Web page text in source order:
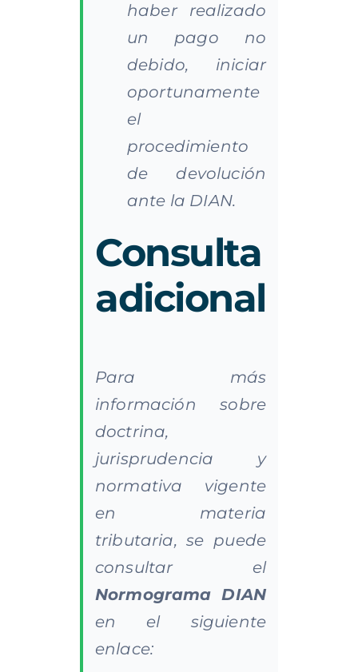
haber realizado
un pago no
debido, iniciar
oportunamente
el
procedimiento
de devolución
ante la DIAN.
Consulta
adicional
Para más
información sobre
doctrina,
jurisprudencia y
normativa vigente
en materia
tributaria, se puede
consultar el
Normograma DIAN
en el siguiente
enlace: